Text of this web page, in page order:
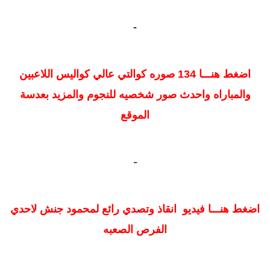
-
اضغط هنـــا 134 صوره كوالتي عالي كواليس اللاعبين
والمباراه واحدث صور شخصيه للنجوم والمزيد بعدسة
الموقع
-
اضغط هنـــا فيديو انقاذ وتصدي رائع لمحمود جنش لاحدي
الفرص الصعبه